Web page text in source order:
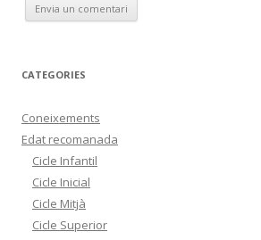
CATEGORIES
Coneixements
Edat recomanada
Cicle Infantil
Cicle Inicial
Cicle Mitjà
Cicle Superior